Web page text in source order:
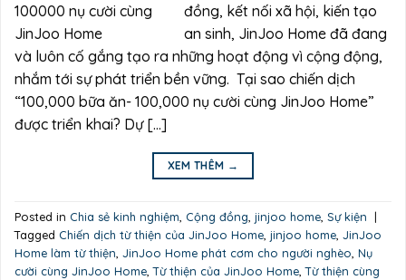
đồng, kết nối xã hội, kiến tạo
an sinh, JinJoo Home đã đang
và luôn cố gắng tạo ra những hoạt động vì cộng động,
nhắm tới sự phát triển bền vững. Tại sao chiến dịch
“100,000 bữa ăn- 100,000 nụ cười cùng JinJoo Home”
được triển khai? Dự […]
XEM THÊM →
Posted in Chia sẻ kinh nghiệm, Cộng đồng, jinjoo home, Sự kiện |
Tagged Chiến dịch từ thiện của JinJoo Home, jinjoo home, JinJoo
Home làm từ thiện, JinJoo Home phát cơm cho người nghèo, Nụ
cười cùng JinJoo Home,Từ thiện của JinJoo Home,Từ thiện cùng